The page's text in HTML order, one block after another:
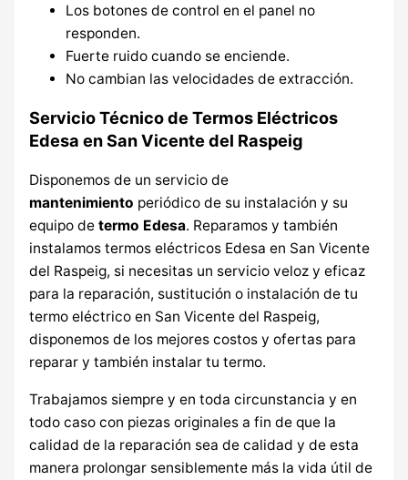
Los botones de control en el panel no
responden.
Fuerte ruido cuando se enciende.
No cambian las velocidades de extracción.
Servicio Técnico de Termos Eléctricos
Edesa en San Vicente del Raspeig
Disponemos de un servicio de
mantenimiento periódico de su instalación y su
equipo de termo Edesa. Reparamos y también
instalamos termos eléctricos Edesa en San Vicente
del Raspeig, si necesitas un servicio veloz y eficaz
para la reparación, sustitución o instalación de tu
termo eléctrico en San Vicente del Raspeig,
disponemos de los mejores costos y ofertas para
reparar y también instalar tu termo.
Trabajamos siempre y en toda circunstancia y en
todo caso con piezas originales a fin de que la
calidad de la reparación sea de calidad y de esta
manera prolongar sensiblemente más la vida útil de